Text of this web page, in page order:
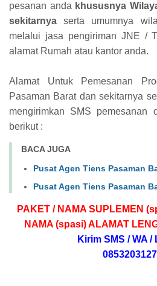
pesanan anda khususnya
sekitarnya serta umumnya
melalui jasa pengiriman JNE /
alamat Rumah atau kantor anda.
Alamat Untuk Pemesanan
Pasaman Barat dan sekitarnya
mengirimkan SMS pemesanan
berikut :
BACA JUGA
Pusat Agen Tiens Pasaman
Pusat Agen Tiens Pasaman
PAKET / NAMA SUPLEMEN
NAMA (spasi) ALAMAT
Kirim SMS / WA /